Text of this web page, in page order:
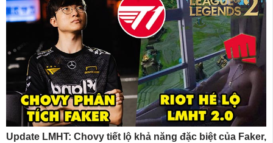
Update LMHT: Chovy tiết lộ khả năng đặc biệt của Faker,